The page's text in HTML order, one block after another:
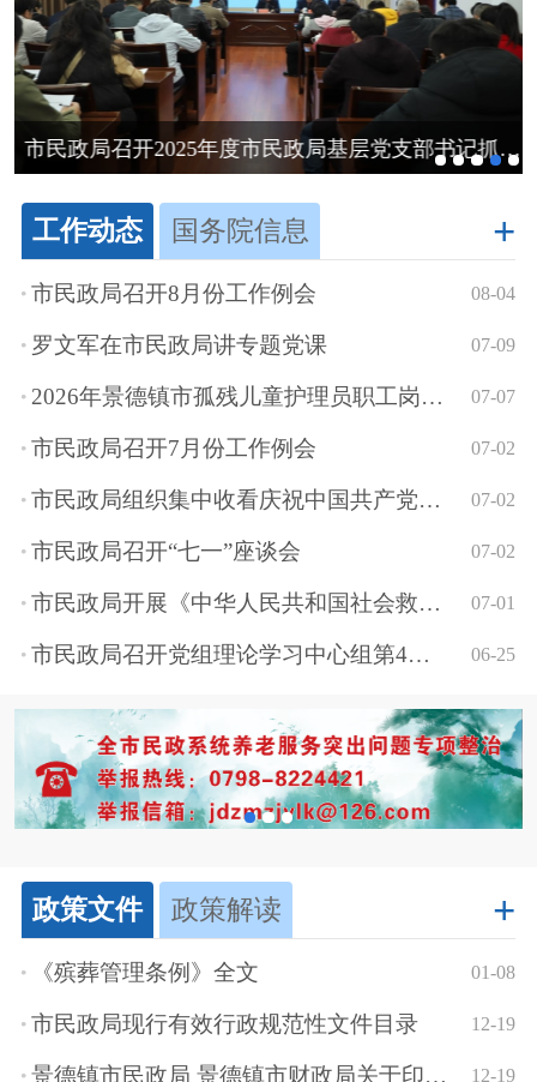
市民政局召开2025年度市民政局基层党支部书记抓基层党建...
工作动态 国务院信息 +
08-04
市民政局召开8月份工作例会
07-09
罗文军在市民政局讲专题党课
07-07
2026年景德镇市孤残儿童护理员职工岗位技能竞赛圆满落幕
07-02
市民政局召开7月份工作例会
07-02
市民政局组织集中收看庆祝中国共产党成立105周年大会
07-02
市民政局召开“七一”座谈会
07-01
市民政局开展《中华人民共和国社会救助法》宣传活动
06-25
市民政局召开党组理论学习中心组第4次（扩大）学习会
政策文件 政策解读 +
01-08
《殡葬管理条例》全文
12-19
市民政局现行有效行政规范性文件目录
12-19
景德镇市民政局 景德镇市财政局关于印发《景德镇市80周岁及以上老年人高龄津贴...